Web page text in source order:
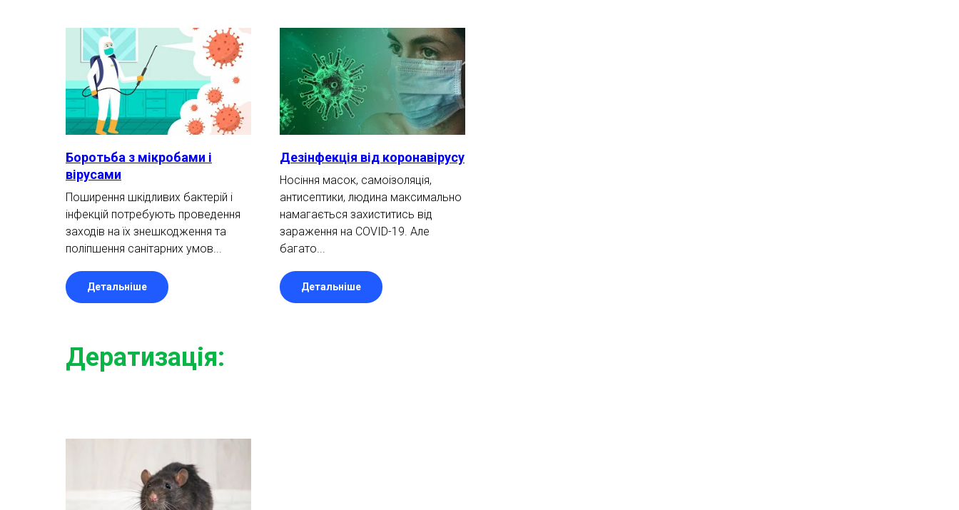
Боротьба з мікробами і
вірусами
Поширення шкідливих бактерій і
інфекцій потребують проведення
заходів на їх знешкодження та
поліпшення санітарних умов...
Детальніше
Дезінфекція від коронавірусу
Носіння масок, самоізоляція,
антисептики, людина максимально
намагається захиститись від
зараження на COVID-19. Але
багато...
Детальніше
Дератизація: